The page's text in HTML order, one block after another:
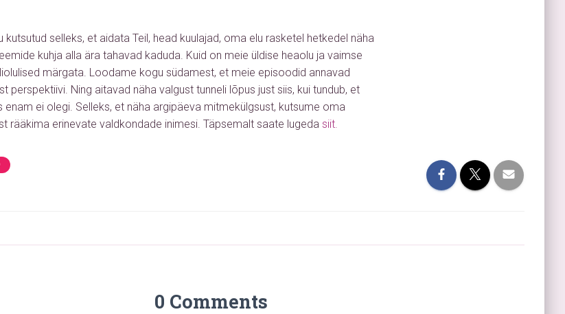
kutsutud selleks, et aidata Teil, head kuulajad, oma elu rasketel hetkedel näha
kuhja alla ära tahavad kaduda. Kuid on meie üldise heaolu ja vaimse
märgata. Loodame kogu südamest, et meie episoodid annavad
perspektiivi. Ning aitavad näha valgust tunneli lõpus just siis, kui tundub, et
enam ei olegi. Selleks, et näha argipäeva mitmekülgsust, kutsume oma
rääkima erinevate valdkondade inimesi. Täpsemalt saate lugeda siit.
0 Comments